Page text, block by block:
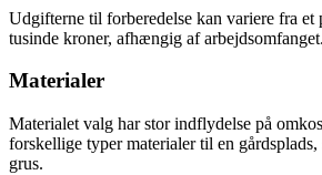
Udgifterne til forberedelse kan variere fra et
tusinde kroner, afhængig af arbejdsomfanget.
Materialer
Materialet valg har stor indflydelse på
forskellige typer materialer til en
grus.